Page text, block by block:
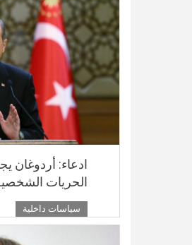
ادعاء: أردوغان
الحريات
سياسات داخلية